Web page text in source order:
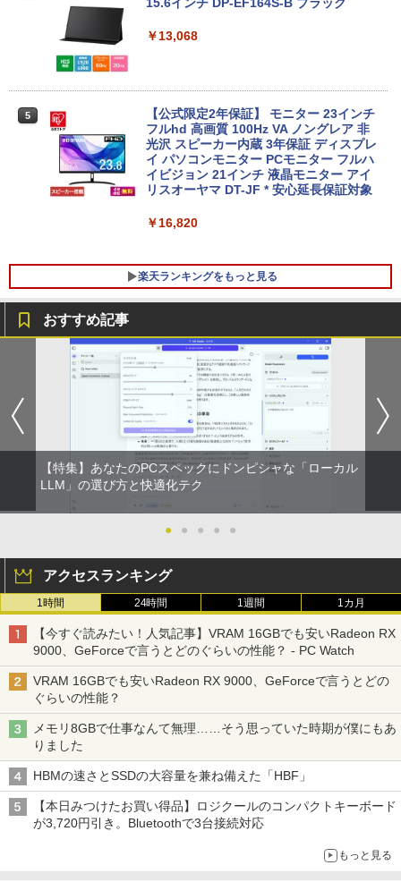
book G83/M / Windows11/ 高性能 第8
パソコン 中古PC Office付きWindows1
1】 税込送料無料 あす楽対応 即日発送
￥18,990
型 FHD(1920×1080)ノートパソコン 第8
2019搭載整備済み品/送料無料
￥22,500
TB / Windows11
【全品最大2500円OFFクーポン】【第8
世代 i7 高性能ビジネス PC】 Core i7 第
8世代 Dell OptiPlex 3060 SFF Office付
き Win11 メモリ16GB/32GB SSD256G
B/512GB/1TB USB3.0 WIFI子機付 DVD
コン pc デスクトップPC 本体
￥13,068
5
【公式限定2年保証】 モニター 23インチ
フルhd 高画質 100Hz VA ノングレア 非
光沢 スピーカー内蔵 3年保証 ディスプレ
イ パソコンモニター PCモニター フルハ
イビジョン 21インチ 液晶モニター アイ
リスオーヤマ DT-JF * 安心延長保証対象
￥16,820
楽天ランキングをもっと見る
【 限定生産・特典つき 】YUZURU2027
羽生結弦カレンダー壁掛け版 [ 能登 直 ]
￥5,170
夢をかなえるゾウ 子ども版1 おかしな
也 ]
3 【中古】 ホルトハウス房子のお菓子
￥20,585
4
オレンジページ 2026 10/17号増刊＜グレ
￥1,689
細胞の分子生物学 [ 中村 桂子 ]
おすすめ記事
【特集】あなたのPCスペックにドンピシャな「ローカル
LLM」の選び方と快適化テク
● ● ● ● ●
アクセスランキング
1時間 24時間 1週間 1カ月
【今すぐ読みたい！人気記事】VRAM 16GBでも安いRadeon RX
9000、GeForceで言うとどのぐらいの性能？ - PC Watch
VRAM 16GBでも安いRadeon RX 9000、GeForceで言うとどの
ぐらいの性能？
メモリ8GBで仕事なんて無理……そう思っていた時期が僕にもあ
りました
HBMの速さとSSDの大容量を兼ね備えた「HBF」
【本日みつけたお買い得品】ロジクールのコンパクトキーボード
が3,720円引き。Bluetoothで3台接続対応
もっと見る